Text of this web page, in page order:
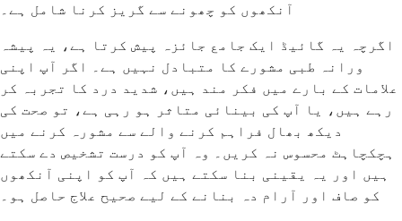
آنکھوں کو چھونے سے گریز کرنا شامل ہے۔
اگرچہ یہ گائیڈ ایک جامع جائزہ پیش کرتا ہے، یہ پیشہ
ورانہ طبی مشورے کا متبادل نہیں ہے۔ اگر آپ اپنی
علامات کے بارے میں فکر مند ہیں، شدید درد کا تجربہ کر
رہے ہیں، یا آپ کی بینائی متاثر ہو رہی ہے، تو صحت کی
دیکھ بھال فراہم کرنے والے سے مشورہ کرنے میں
ہچکچاہٹ محسوس نہ کریں۔ وہ آپ کو درست تشخیص دے سکتے
ہیں اور یہ یقینی بنا سکتے ہیں کہ آپ کو اپنی آنکھوں
کو صاف اور آرام دہ بنانے کے لیے صحیح علاج حاصل ہو۔